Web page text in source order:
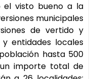
el visto bueno a la
municipales
de vertido y
entidades locales
hasta 500
importe total de